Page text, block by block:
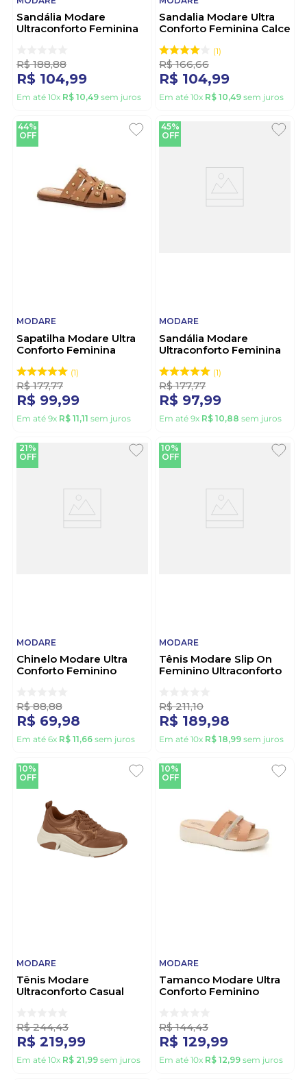
Sandália Modare
Ultraconforto Feminina
R$ 188,88
R$ 104,99
Em até 10x R$ 10,49 sem juros
Sandalia Modare Ultra
Conforto Feminina Calce
1
R$ 166,66
R$ 104,99
Em até 10x R$ 10,49 sem juros
44%
OFF
MODARE
Sapatilha Modare Ultra
Conforto Feminina
1
R$ 177,77
R$ 99,99
Em até 9x R$ 11,11 sem juros
45%
OFF
MODARE
Sandália Modare
Ultraconforto Feminina
Marrom
1
R$ 177,77
R$ 97,99
Em até 9x R$ 10,88 sem juros
21%
OFF
MODARE
Chinelo Modare Ultra
Conforto Feminino
R$ 88,88
R$ 69,98
Em até 6x R$ 11,66 sem juros
10%
OFF
MODARE
Tênis Modare Slip On
Feminino Ultraconforto
R$ 211,10
R$ 189,98
Em até 10x R$ 18,99 sem juros
10%
OFF
MODARE
Tênis Modare
Ultraconforto Casual
R$ 244,43
R$ 219,99
Em até 10x R$ 21,99 sem juros
10%
OFF
MODARE
Tamanco Modare Ultra
Conforto Feminino
R$ 144,43
R$ 129,99
Em até 10x R$ 12,99 sem juros